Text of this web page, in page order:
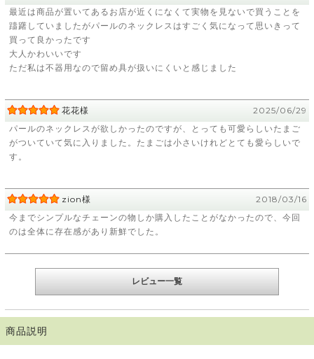
最近は商品が置いてあるお店が近くになくて実物を見ないで買うことを
躊躇していましたがパールのネックレスはすごく気になって思いきって
買って良かったです
大人かわいいです
ただ私は不器用なので留め具が扱いにくいと感じました
花花様
2025/06/29
パールのネックレスが欲しかったのですが、とっても可愛らしいたまご
がついていて気に入りました。たまごは小さいけれどとても愛らしいで
す。
zion様
2018/03/16
今までシンプルなチェーンの物しか購入したことがなかったので、今回
のは全体に存在感があり新鮮でした。
レビュー一覧
商品説明